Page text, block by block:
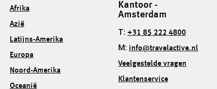
Afrika
Azië
Latijns-Amerika
Europa
Noord-Amerika
Oceanië
Kantoor -
Amsterdam
T: +31 85 222 4800
M: info@travelactive.nl
Veelgestelde vragen
Klantenservice